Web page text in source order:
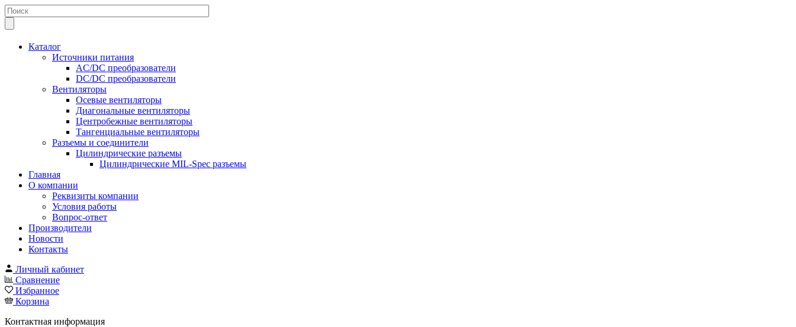
Каталог
Источники питания
AC/DC преобразователи
DC/DC преобразователи
Вентиляторы
Осевые вентиляторы
Диагональные вентиляторы
Центробежные вентиляторы
Тангенциальные вентиляторы
Разъемы и соединители
Цилиндрические разъемы
Цилиндрические MIL-Spec разъемы
Главная
О компании
Реквизиты компании
Условия работы
Вопрос-ответ
Производители
Новости
Контакты
Личный кабинет
Сравнение
Избранное
Корзина
Контактная информация